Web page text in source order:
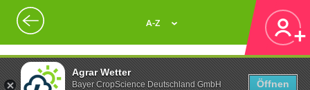
Agrar Wetter
Bayer CropScience Deutschland GmbH
Öffnen
A-Z